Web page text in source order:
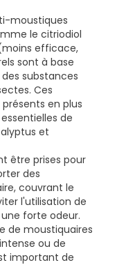
moustiques
le citriodiol
efficace,
sont à base
substances
Ces
en plus
de
et
être prises pour
des
couvrant le
l'utilisation de
forte odeur.
de moustiquaires
ou de
important de